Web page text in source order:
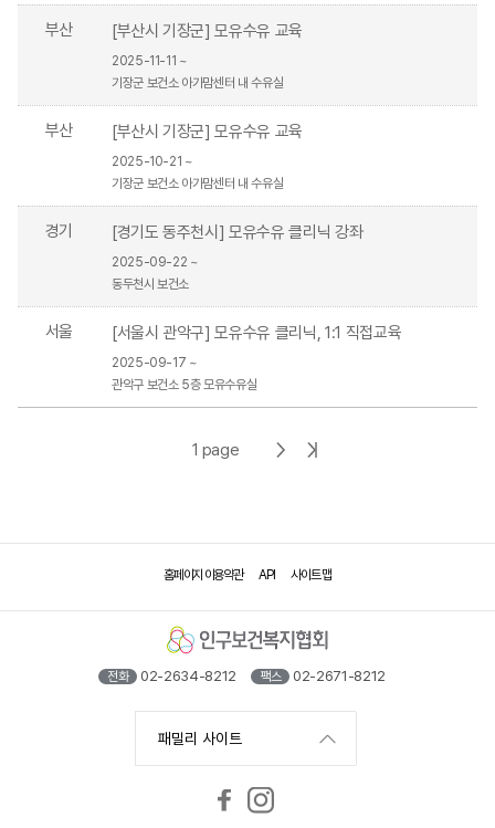
부산 [부산시 기장군] 모유수유 교육
2025-11-11 ~
기장군 보건소 아가맘센터 내 수유실
부산 [부산시 기장군] 모유수유 교육
2025-10-21 ~
기장군 보건소 아가맘센터 내 수유실
경기 [경기도 동주천시] 모유수유 클리닉 강좌
2025-09-22 ~
동두천시 보건소
서울 [서울시 관악구] 모유수유 클리닉, 1:1 직접교육
2025-09-17 ~
관악구 보건소 5층 모유수유실
1 page 다
이
지
마
페
이
지
홈페이지 이용약관 API 사이트 맵
전화 02-2634-8212 팩스 02-2671-8212
패밀리 사이트